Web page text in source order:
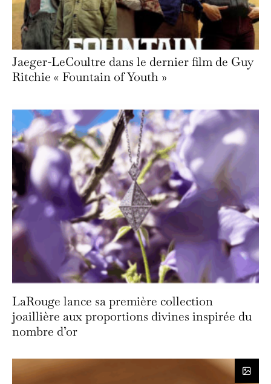
Jaeger-LeCoultre dans le dernier film de Guy
Ritchie « Fountain of Youth »
LaRouge lance sa première collection
joaillière aux proportions divines inspirée du
nombre d’or